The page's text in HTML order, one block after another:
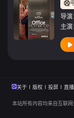
导演
主演
关于 版权 投屏 直播
本站所有内容均来自互联